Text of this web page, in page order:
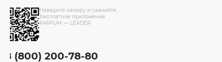
Наведите камеру и скачайте
бесплатное приложение
PARFUM — LEADER
8 (800) 200-78-80